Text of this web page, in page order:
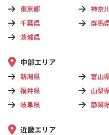
東京都 神奈
千葉県
群馬
茨城県
中部エリア
新潟県 富山
福井県
山梨
岐阜県
静岡
近畿エリア